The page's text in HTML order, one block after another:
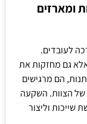
ומארזים
לעובדים.
גם מחזקות את
הם מרגישים
של הצוות. השקעה
שייכות וליצור